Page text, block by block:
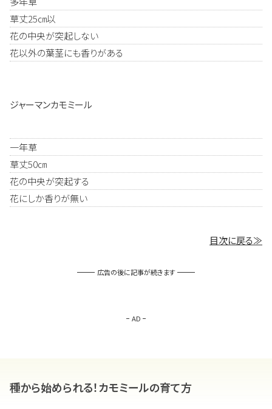
草丈25㎝以
花の中央が突起しない
花以外の葉茎にも香りがある
ジャーマンカモミール
一年草
草丈50㎝
花の中央が突起する
花にしか香りが無い
目次に戻る≫
広告の後に記事が続きます
AD
種から始められる！カモミールの育て方